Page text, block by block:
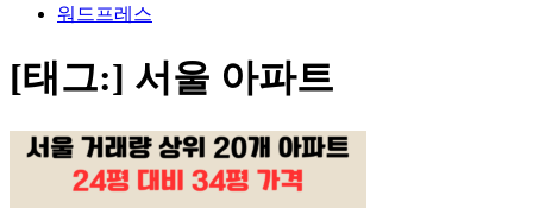
워드프레스
[태그:] 서울 아파트